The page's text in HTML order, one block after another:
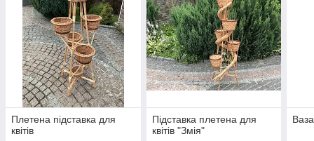
Плетена підставка для
квітів
Підставка плетена для
квітів "Змія"